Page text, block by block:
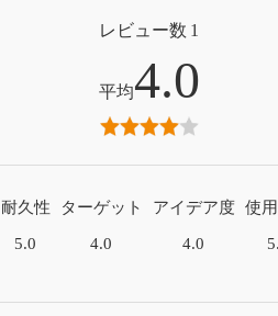
1
4.0
耐久性
5.0
ターゲット
4.0
アイデア度
4.0
使